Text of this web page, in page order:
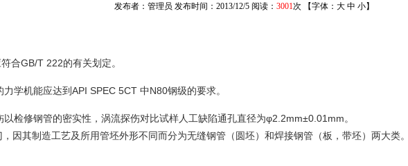
发布者：管理员 发布时间：2013/12/5 阅读： 3001次 【字体： 大 中 小】
合GB/T 222的有关划定。
学机能应达到API SPEC 5CT 中N80钢级的要求。
检修钢管的密实性，涡流探伤对比试样人工缺陷通孔直径为φ2.2mm±0.01mm。
因其制造工艺及所用管坯外形不同而分为无缝钢管（圆坯）和焊接钢管（板，带坯）两大类。